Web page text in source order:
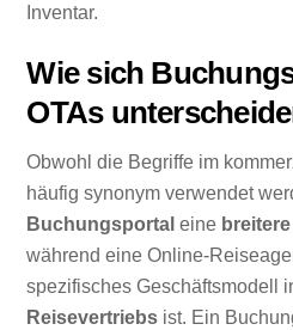
Inventar.
Wie sich
OTAs
Obwohl die Begriffe im
häufig synonym verwendet
Buchungsportal eine
während eine Online-
spezifisches Geschäftsmodell
Reisevertriebs ist. Ein